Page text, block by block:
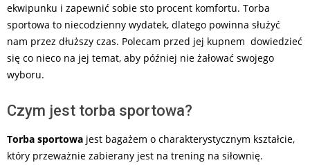
ekwipunku i zapewnić sobie sto procent komfortu. Torba
sportowa to niecodzienny wydatek, dlatego powinna służyć
nam przez dłuższy czas. Polecam przed jej kupnem dowiedzieć
się co nieco na jej temat, aby później nie żałować swojego
wyboru.
Czym jest torba sportowa?
Torba sportowa jest bagażem o charakterystycznym kształcie,
który przeważnie zabierany jest na trening na siłownię.